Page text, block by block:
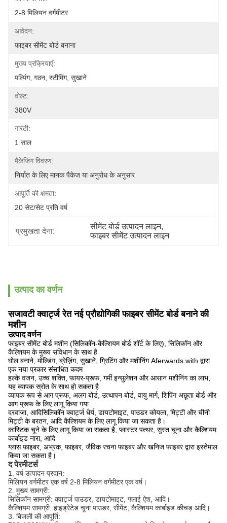
2-8 मिलियन वर्गमीटर
आवेदन:
फाइबर सीमेंट बोर्ड बनाना
मुख्य प्रक्रियाएँ:
पल्पिंग, गठन, स्टीमिंग, सुखाने
वोल्ट:
380V
गारंटी:
1 साल
पैकेजिंग विवरण:
निर्यात के लिए मानक पैकेज या अनुरोध के अनुसार
आपूर्ति की क्षमता:
20 सेट/सेट प्रति वर्ष
प्रमुखता देना:
सीमेंट बोर्ड उत्पादन लाइन,
फाइबर सीमेंट उत्पादन लाइन
उत्पाद का वर्णन
सजावटी क्वार्ट्ज रेत नई प्रौद्योगिकी फाइबर सीमेंट बोर्ड बनाने की
मशीन
उत्पाद वर्णन
फाइबर सीमेंट बोर्ड मशीन (सिलिकॉन-कैल्शियम बोर्ड शॉर्ट के लिए), सिलिकॉन और
कैल्शियम के मुख्य संविधान के साथ है
घोल बनाने, मोल्डिंग, ब्रेज़िंग, सुखाने, ग्रिटिंग और मशीनिंग Aferwards.with द्वारा
एक नया प्रकार संसाधित कदम
हल्के वजन, उच्च शक्ति, फायर-प्रूफ, गर्मी इन्सुलेशन और आसान मशीनिंग का लाभ,
यह व्यापक स्रोत के साथ हो सकता है
व्यापक रूप से आग प्रूफ, अलग बोर्ड, उत्थापन बोर्ड, वायु मार्ग, शिपिंग अछूता बोर्ड और
आग प्रूफ के लिए लागू किया गया
दरवाजा, आदिसिलिकॉन क्वार्ट्ज धैर्य, डायटोमाइट, पाउडर कोयला, मिट्टी और चीनी
मिट्टी के बरतन, आदि कैल्शियम के लिए लागू किया जा सकता है।
कास्टिक चूने के लिए लागू किया जा सकता है, प्लास्टर पत्थर, सुस्त चूना और कैल्शियम
कार्बाइड नारा, आदि
ग्लास फाइबर, अभ्रक, फाइबर, जैविक रचना फाइबर और खनिज फाइबर द्वारा इस्तेमाल
किया जा सकता है।
द पेरमीटर्स
1. वर्ष उत्पादन प्रदान:
मिलियन वर्गमीटर एक वर्ष 2-8 मिलियन वर्गमीटर एक वर्ष।
2. मुख्य सामग्री:
सिलिकॉन सामग्री: क्वार्ट्ज पाउडर, डायटोमाइट, फ्लाई ऐश, आदि।
कैल्शियम सामग्री: हाइड्रेटेड चूना पाउडर, सीमेंट, कैल्शियम कार्बाइड कीचड़ आदि।
3. बिजली की आपूर्ति: